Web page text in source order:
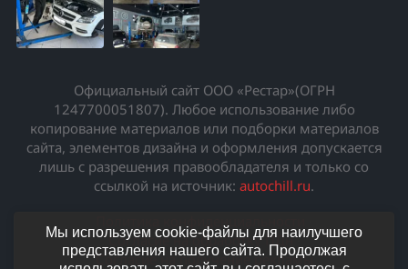
Официальный сайт ООО «Рестар»(ОГРН
1247700051807). Любое использование либо
копирование материалов или подборки материалов
сайта, элементов дизайна и оформления допускается
лишь с разрешения правообладателя и только со
ссылкой на источник: autochill.ru.
Политика конфиденциальности
Согласие на обработку ПДн ·
Согласие на получение рекламы
Мы используем cookie-файлы для наилучшего
представления нашего сайта. Продолжая